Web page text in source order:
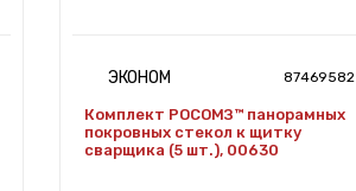
ЭКОНОМ 87469582
Комплект РОСОМЗ™ панорамных
покровных стекол к щитку
сварщика (5 шт.), 00630